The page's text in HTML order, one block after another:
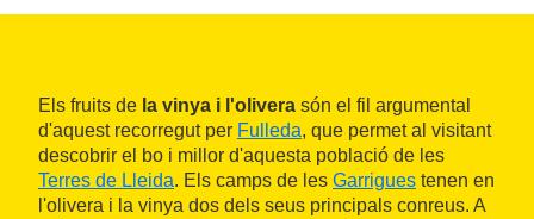
Els fruits de la vinya i l'olivera són el fil argumental
d'aquest recorregut per Fulleda, que permet al visitant
descobrir el bo i millor d'aquesta població de les
Terres de Lleida. Els camps de les Garrigues tenen en
l'olivera i la vinya dos dels seus principals conreus. A